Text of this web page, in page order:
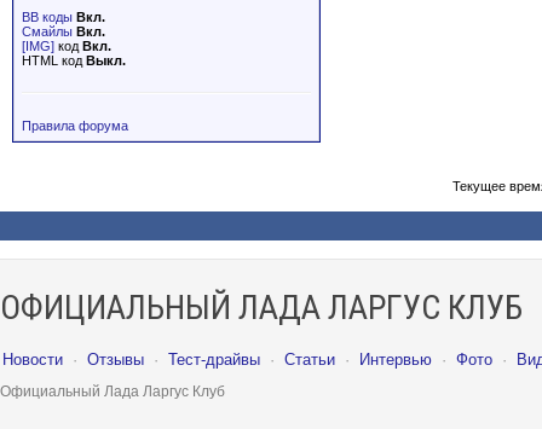
BB коды Вкл.
Смайлы Вкл.
[IMG] код Вкл.
HTML код Выкл.
Правила форума
Текущее
ОФИЦИАЛЬНЫЙ ЛАДА ЛАРГУС КЛУБ
Новости · Отзывы · Тест-драйвы · Статьи · Интервью · Фото ·
Официальный Лада Ларгус Клуб